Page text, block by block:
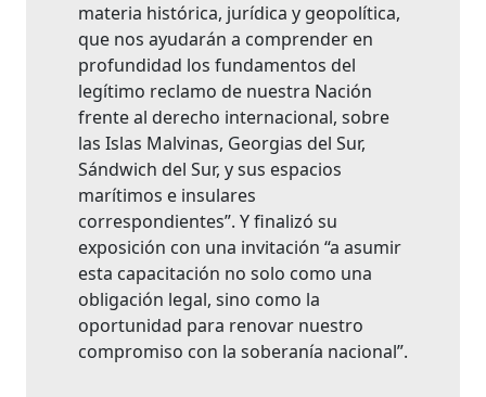
materia histórica, jurídica y geopolítica,
que nos ayudarán a comprender en
profundidad los fundamentos del
legítimo reclamo de nuestra Nación
frente al derecho internacional, sobre
las Islas Malvinas, Georgias del Sur,
Sándwich del Sur, y sus espacios
marítimos e insulares
correspondientes”. Y finalizó su
exposición con una invitación “a asumir
esta capacitación no solo como una
obligación legal, sino como la
oportunidad para renovar nuestro
compromiso con la soberanía nacional”.